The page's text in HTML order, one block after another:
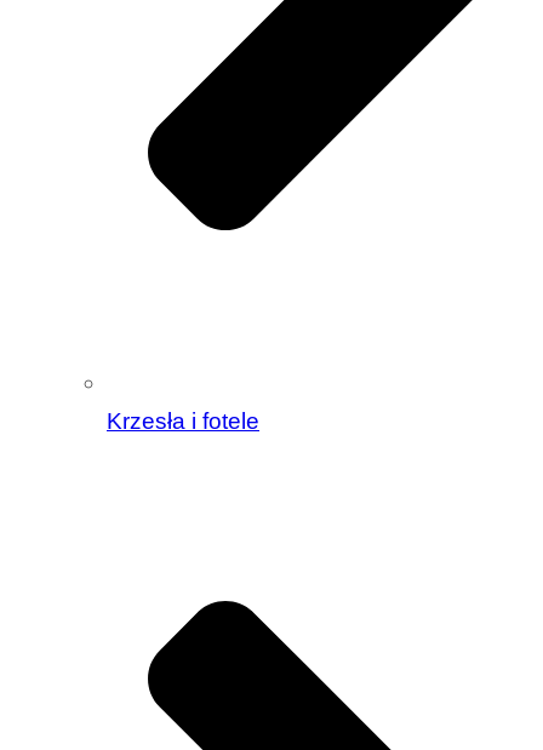
Krzesła i fotele